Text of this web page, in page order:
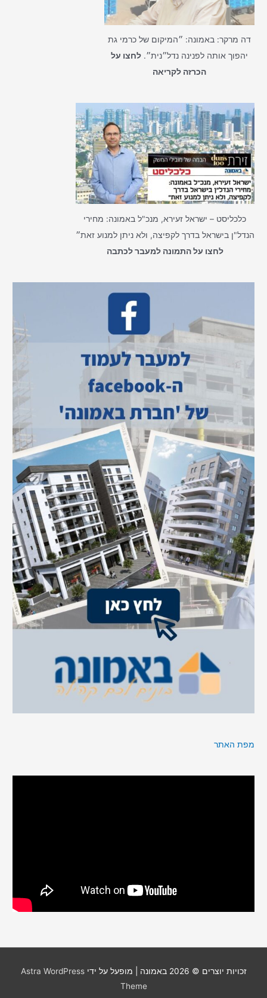
דה מרקר: באמונה: ״המיקום של כרמי גת
יהפוך אותה לפנינה נדל״נית״.לחצו על
הכרזה לקריאה
כלכליסט – ישראל זעירא, מנכ"ל באמונה: מחירי
הנדל"ן בישראל בדרך לקפיצה, ולא ניתן למנוע זאת״
לחצו על התמונה למעבר לכתבה
מפת האתר
זכויות יוצרים © 2026 באמונה | מופעל על ידיAstra WordPress
Theme